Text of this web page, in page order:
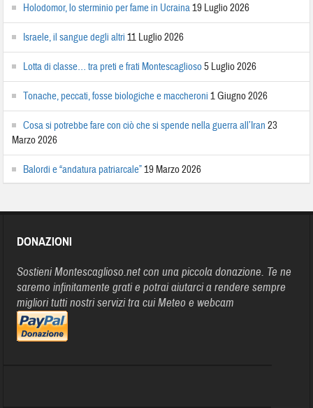
Holodomor, lo sterminio per fame in Ucraina19 Luglio 2026
Israele, il sangue degli altri 11 Luglio 2026
Lotta di classe… tra preti e frati Montescaglioso5 Luglio 2026
Tonache, peccati, fosse biologiche e maccheroni 1 Giugno 2026
Cosa si potrebbe fare con ciò che si spende nella guerra all’Iran 23
Marzo 2026
Balordi e “andatura patriarcale”19 Marzo 2026
DONAZIONI
Sostieni Montescaglioso.net con una piccola donazione. Te ne
saremo infinitamente grati e potrai aiutarci a rendere sempre
migliori tutti nostri servizi tra cui Meteo e webcam